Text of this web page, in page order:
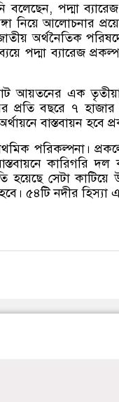
বলেছেন, পদ্মা
নিয়ে আলোচনার
অর্থনৈতিক
পদ্মা ব্যারেজ
আয়তনের এক
প্রতি বছরে ৭
বাস্তবায়ন হবে
পরিকল্পনা।
কারিগরি দল
হয়েছে সেটা কাটিয়ে
৫৪টি নদীর হিস্যা